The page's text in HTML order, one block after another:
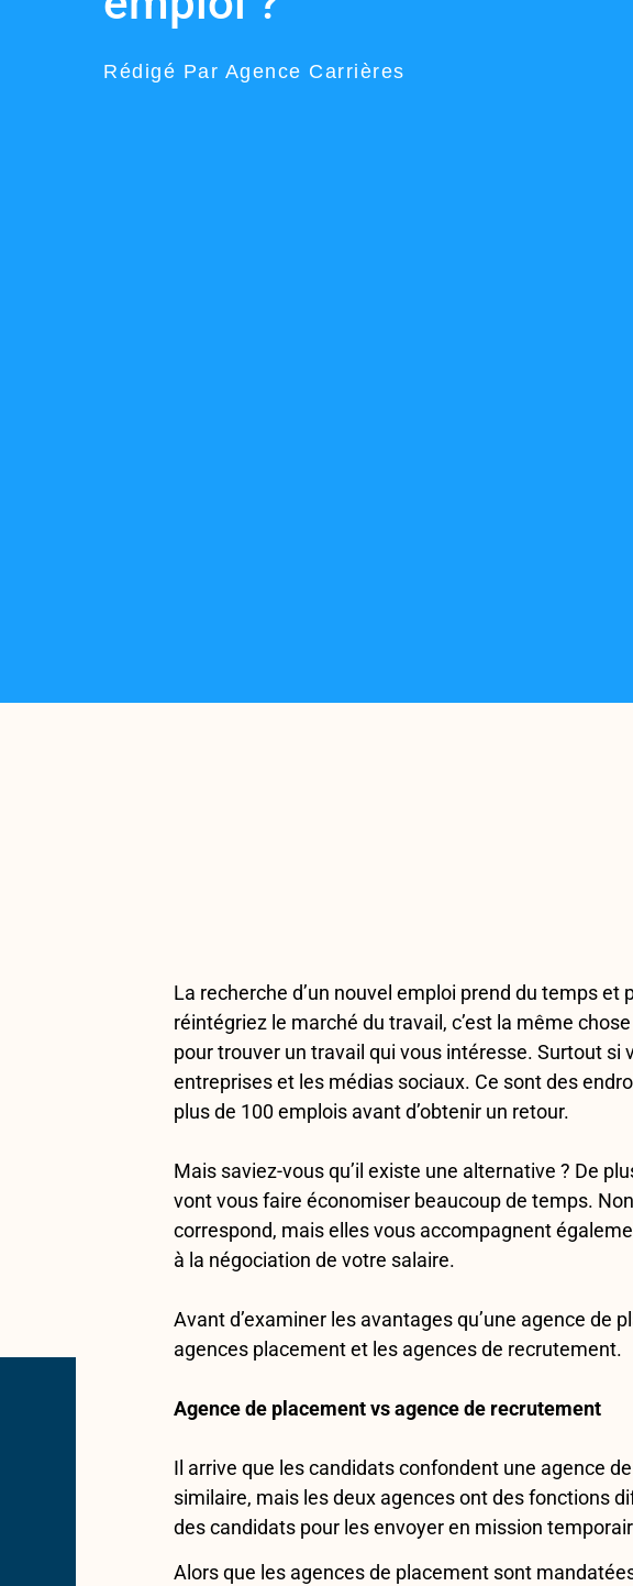
Rédigé Par Agence Carrières
La recherche d’un nouvel emploi prend du temps
réintégriez le marché du travail, c’est la même
pour trouver un travail qui vous intéresse. Surtout si
entreprises et les médias sociaux. Ce sont des
plus de 100 emplois avant d’obtenir un retour.
Mais saviez-vous qu’il existe une alternative ? De
vont vous faire économiser beaucoup de temps.
correspond, mais elles vous accompagnent
à la négociation de votre salaire.
Avant d’examiner les avantages qu’une agence de
agences placement et les agences de recrutement.
Agence de placement vs agence de recrutement
Il arrive que les candidats confondent une agence
similaire, mais les deux agences ont des fonctions
des candidats pour les envoyer en mission
Alors que les agences de placement sont